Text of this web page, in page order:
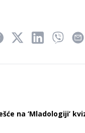
na ‘Mladologiji’